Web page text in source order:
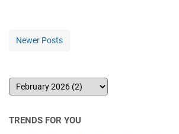
Newer Posts
TRENDS FOR YOU